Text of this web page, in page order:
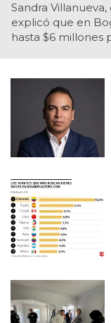
Sandra
explicó que en
hasta $6 millones